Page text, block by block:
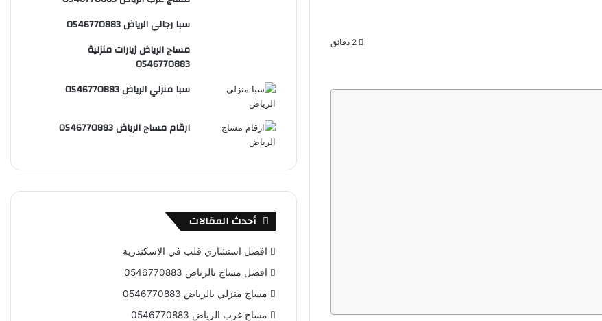
س
ت
e
و
ق
R
سبا رجالي الرياض 0546770883
مساج الرياض زيارات منزلية
0546770883
سبا منزلي الرياض 0546770883
ارقام مساج الرياض 0546770883
أحدث المقالات
افضل استشاري قلب في الاسكندرية
افضل مساج بالرياض 0546770883
مساج منزلي بالرياض 0546770883
مساج غرب الرياض 0546770883